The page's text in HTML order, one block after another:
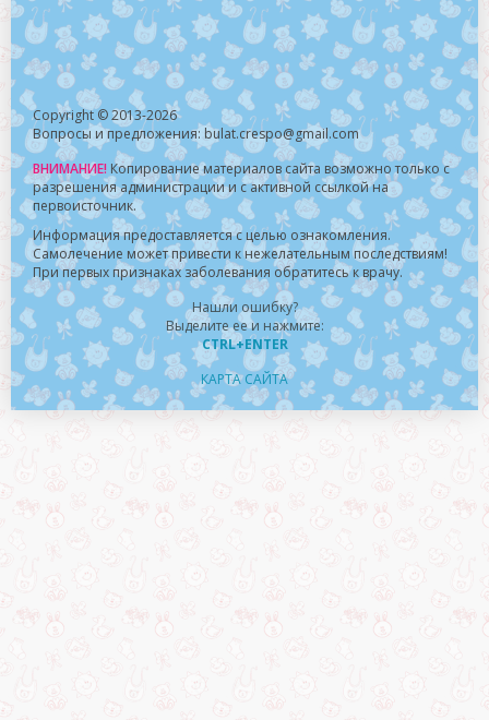
Copyright © 2013-2026
Вопросы и предложения: bulat.crespo@gmail.com
ВНИМАНИЕ! Копирование материалов сайта возможно только с
разрешения администрации и с активной ссылкой на
первоисточник.
Информация предоставляется с целью ознакомления.
Самолечение может привести к нежелательным последствиям!
При первых признаках заболевания обратитесь к врачу.
Нашли ошибку?
Выделите ее и нажмите:
CTRL+ENTER
КАРТА САЙТА